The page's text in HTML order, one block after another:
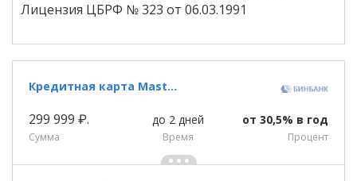
Лицензия ЦБРФ № 323 от 06.03.1991
Кредитная карта Masterсard World «Platinum» Бинбанка
299 999 ₽.
Сумма
до 2 дней
Время
от 30,5% в год
Процент